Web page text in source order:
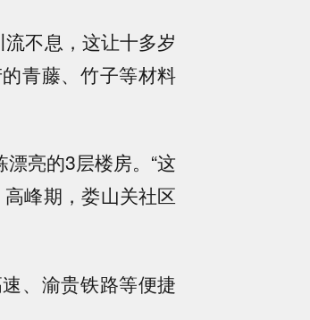
不息，这让十多岁
青藤、竹子等材料
亮的3层楼房。“这
峰期，娄山关社区
、渝贵铁路等便捷